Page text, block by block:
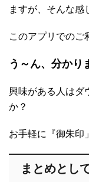
ますが、そんな感
このアプリでのご
う～ん、分かり
興味がある人はダ
か？
お手軽に『御朱印
まとめとし